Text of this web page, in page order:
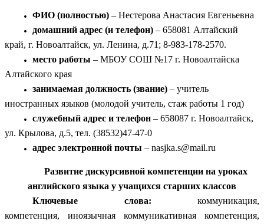
ФИО (полностью) – Нестерова Анастасия Евгеньевна
домашний адрес (и телефон) – 658081 Алтайский
край, г. Новоалтайск, ул. Ленина, д.71; 8-983-178-2570.
место работы – МБОУ СОШ №17 г. Новоалтайска
Алтайского края
занимаемая должность (звание) – учитель
иностранных языков (молодой учитель, стаж работы 1 год)
служебный адрес и телефон – 658087 г. Новоалтайск,
ул. Крылова, д.5, тел. (38532)47-47-0
адрес электронной почты – nasjka.s@mail.ru
Развитие дискурсивной компетенции на уроках
английского языка у учащихся старших классов
Ключевые слова: коммуникация,
компетенция,
иноязычная коммуникативная компетенция,